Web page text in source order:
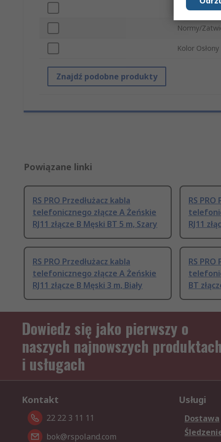
Rodzaj złącza
Normy/
Kolor Osłony
Znajdź podobne produkty
Powiązane linki
RS PRO Przedłużacz kabla
telefonicznego złącze A Żeńskie
RJ11 złącze B Męski BT 5 m, Szary
RS PRO
RJ11
RS PRO Przedłużacz kabla
telefonicznego złącze A Żeńskie
RJ11 złącze B Męski 3 m, Biały
RS PRO
BT
Dowiedz się jako pierwszy o
naszych najnowszych produktach
i usługach
Kontakt
22 22 3 11 11
bok@rspoland.com
Usługi
Dostawa